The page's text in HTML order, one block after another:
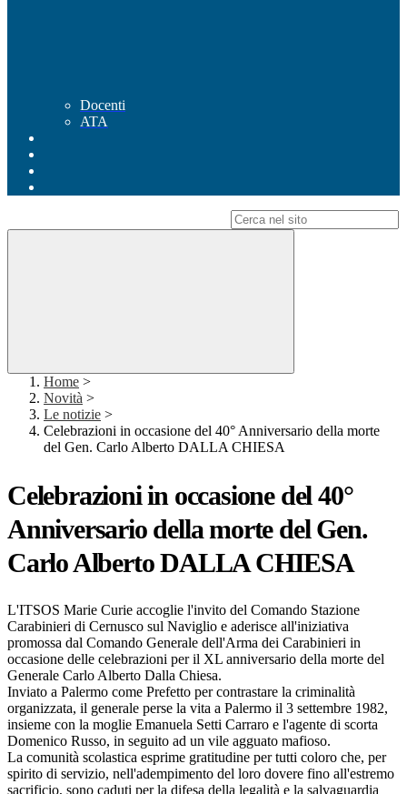
Docenti
ATA
Home >
Novità >
Le notizie >
Celebrazioni in occasione del 40° Anniversario della morte
del Gen. Carlo Alberto DALLA CHIESA
Celebrazioni in occasione del 40°
Anniversario della morte del Gen.
Carlo Alberto DALLA CHIESA
L'ITSOS Marie Curie accoglie l'invito del Comando Stazione
Carabinieri di Cernusco sul Naviglio e aderisce all'iniziativa
promossa dal Comando Generale dell'Arma dei Carabinieri in
occasione delle celebrazioni per il XL anniversario della morte del
Generale Carlo Alberto Dalla Chiesa.
Inviato a Palermo come Prefetto per contrastare la criminalità
organizzata, il generale perse la vita a Palermo il 3 settembre 1982,
insieme con la moglie Emanuela Setti Carraro e l'agente di scorta
Domenico Russo, in seguito ad un vile agguato mafioso.
La comunità scolastica esprime gratitudine per tutti coloro che, per
spirito di servizio, nell'adempimento del loro dovere fino all'estremo
sacrificio, sono caduti per la difesa della legalità e la salvaguardia